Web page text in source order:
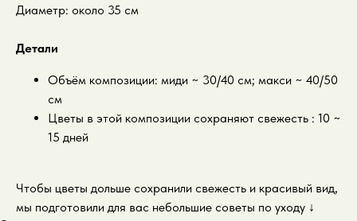
Диаметр: около 35 см
Детали
Объём композиции: миди ~ 30/40 см; макси ~ 40/50
см
Цветы в этой композиции сохраняют свежесть : 10 ~
15 дней
Чтобы цветы дольше сохранили свежесть и красивый вид,
мы подготовили для вас небольшие советы по уходу ↓